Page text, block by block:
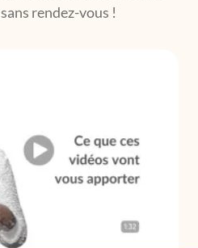
rendez-vous !